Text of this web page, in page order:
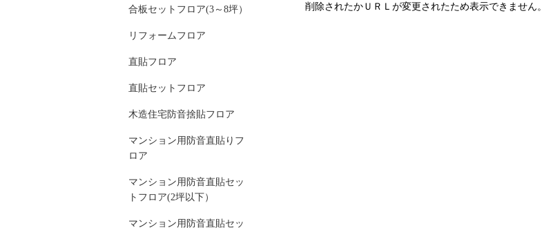
削除されたかＵＲＬが変更されたため表示できません。
合板セットフロア(3～8坪）
リフォームフロア
直貼フロア
直貼セットフロア
木造住宅防音捨貼フロア
マンション用防音直貼りフ
ロア
マンション用防音直貼セッ
トフロア(2坪以下）
マンション用防音直貼セッ